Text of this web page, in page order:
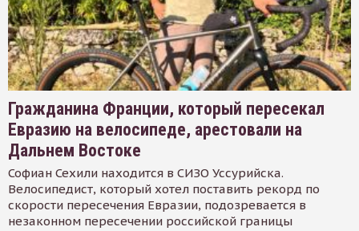
Гражданина Франции, который пересекал
Евразию на велосипеде, арестовали на
Дальнем Востоке
Софиан Сехили находится в СИЗО Уссурийска.
Велосипедист, который хотел поставить рекорд по
скорости пересечения Евразии, подозревается в
незаконном пересечении российской границы